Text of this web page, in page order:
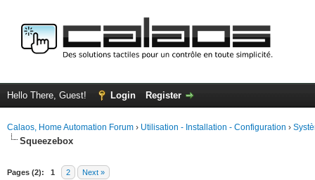
Hello There, Guest! Login Register
Calaos, Home Automation Forum › Utilisation - Installation - Configuration ›
Squeezebox
Pages (2): 1 2 Next »